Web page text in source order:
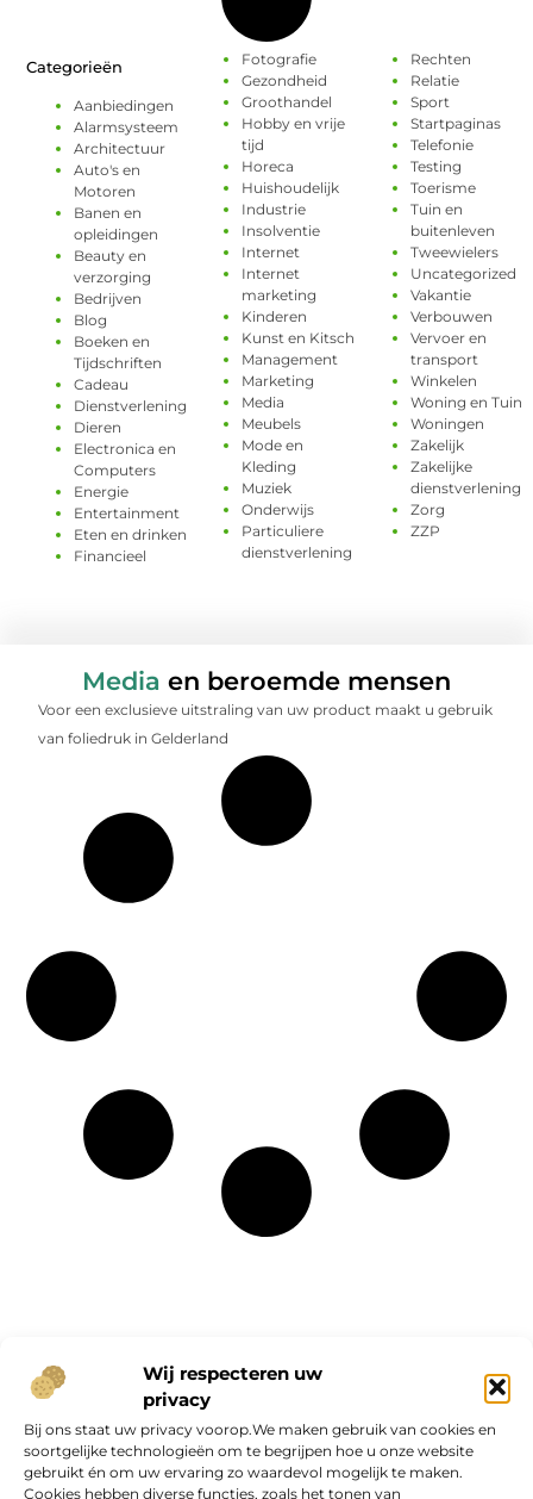
Wij respecteren uw
privacy
Bij ons staat uw privacy voorop.We maken gebruik van cookies en
soortgelijke technologieën om te begrijpen hoe u onze website
gebruikt én om uw ervaring zo waardevol mogelijk te maken.
Cookies hebben diverse functies, zoals het tonen van
Categorieën
Aanbiedingen
Alarmsysteem
Architectuur
Auto's en
Motoren
Banen en
opleidingen
Beauty en
verzorging
Bedrijven
Blog
Boeken en
Tijdschriften
Cadeau
Dienstverlening
Dieren
Electronica en
Computers
Energie
Entertainment
Eten en drinken
Financieel
Fotografie
Gezondheid
Groothandel
Hobby en vrije
tijd
Horeca
Huishoudelijk
Industrie
Insolventie
Internet
Internet
marketing
Kinderen
Kunst en Kitsch
Management
Marketing
Media
Meubels
Mode en
Kleding
Muziek
Onderwijs
Particuliere
dienstverlening
Rechten
Relatie
Sport
Startpaginas
Telefonie
Testing
Toerisme
Tuin en
buitenleven
Tweewielers
Uncategorized
Vakantie
Verbouwen
Vervoer en
transport
Winkelen
Woning en Tuin
Woningen
Zakelijk
Zakelijke
dienstverlening
Zorg
ZZP
Media en beroemde mensen
Voor een exclusieve uitstraling van uw product maakt u gebruik
van foliedruk in Gelderland
Onze informatie